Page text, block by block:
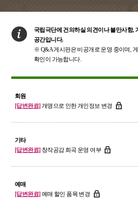
국립극단에 건의하실 의견이나 불만사항,
공간입니다.
※ Q&A 게시판은 비공개로 운영 중이며,
확인이 가능합니다.
회원
[답변완료] 개명으로 인한 개인정보 변경
기타
[답변완료] 창작공감 희곡 운영 여부
예매
[답변완료]예매 할인 품목 변경